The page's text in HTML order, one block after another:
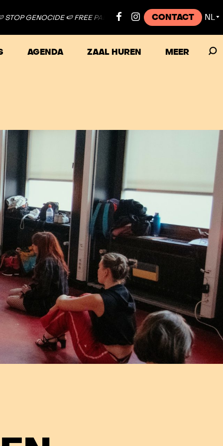
PALESTINE ● 🍉 STOP GENOCIDE 🍉 FREE PALESTINE ● 🍉
CONTACT NL ▼
AGENDA ZAAL HUREN MEER